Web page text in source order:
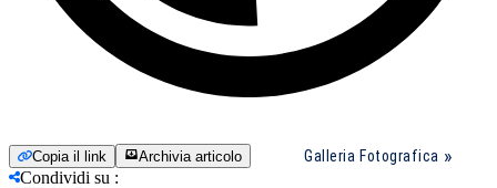
Galleria Fotografica
Copia il link Archivia articolo
Condividi su :